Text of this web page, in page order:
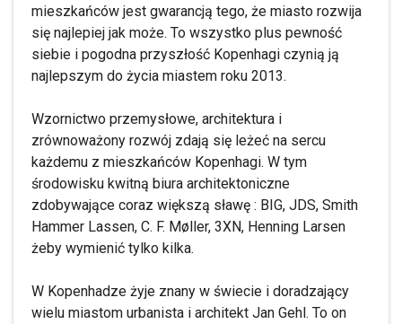
mieszkańców jest gwarancją tego, że miasto rozwija
się najlepiej jak może. To wszystko plus pewność
siebie i pogodna przyszłość Kopenhagi czynią ją
najlepszym do życia miastem roku 2013.
Wzornictwo przemysłowe, architektura i
zrównoważony rozwój zdają się leżeć na sercu
każdemu z mieszkańców Kopenhagi. W tym
środowisku kwitną biura architektoniczne
zdobywające coraz większą sławę : BIG, JDS, Smith
Hammer Lassen, C. F. Møller, 3XN, Henning Larsen
żeby wymienić tylko kilka.
W Kopenhadze żyje znany w świecie i doradzający
wielu miastom urbanista i architekt Jan Gehl. To on